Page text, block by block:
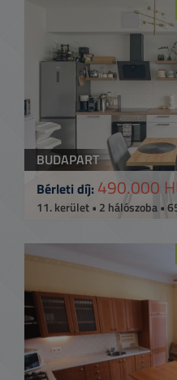
BUDAPART
Bérleti díj: 490.000
11. kerület • 2 hálószoba •